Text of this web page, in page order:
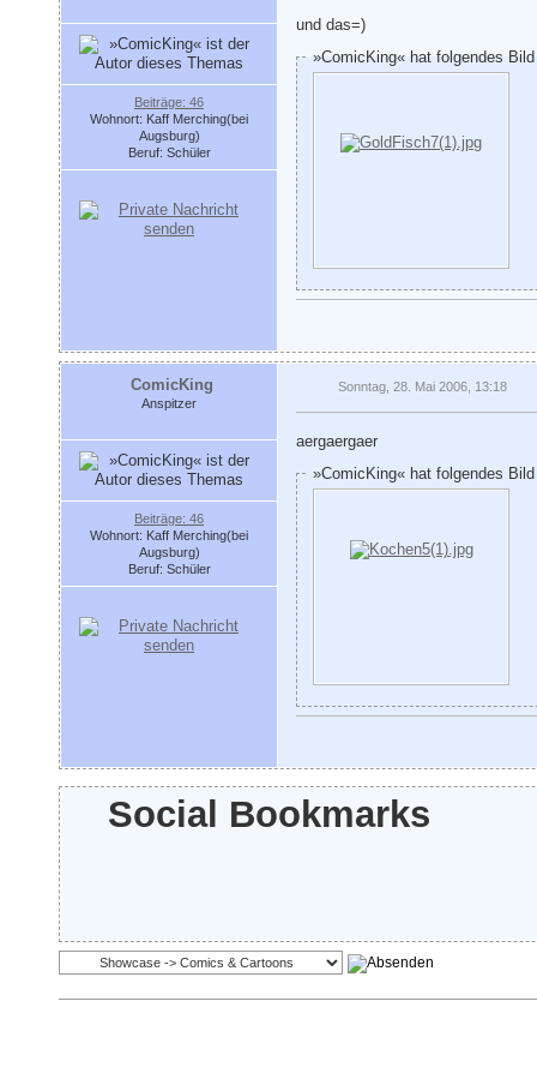
Beiträge: 46
Wohnort: Kaff Merching(bei
Augsburg)
Beruf: Schüler
und das=)
»ComicKing« hat folgendes
ComicKing
Anspitzer
Beiträge: 46
Wohnort: Kaff Merching(bei
Augsburg)
Beruf: Schüler
Sonntag, 28. Mai 2006, 13:18
aergaergaer
»ComicKing« hat folgendes
Social Bookmarks